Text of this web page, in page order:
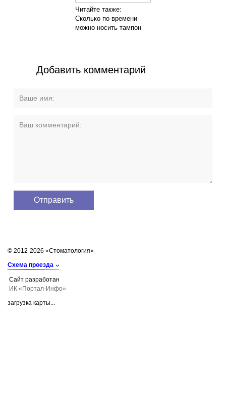
Читайте также:
Сколько по времени
можно носить тампон
Добавить комментарий
© 2012-2026 «Стоматология»
Схема проезда
Сайт разработан
ИК «Портал-Инфо»
загрузка карты...